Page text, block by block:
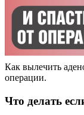
Как вылечить
операции.
Что делать